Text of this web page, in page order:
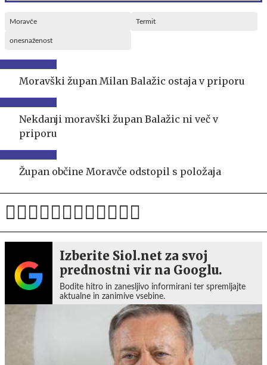
Moravče Termit
onesnaženost
Moravški župan Milan Balažic ostaja v priporu
Nekdanji moravški župan Balažic ni več v
priporu
Župan občine Moravče odstopil s položaja
Izberite Siol.net za svoj
prednostni vir na Googlu.
Bodite hitro in zanesljivo informirani ter spremljajte
aktualne in zanimive vsebine.